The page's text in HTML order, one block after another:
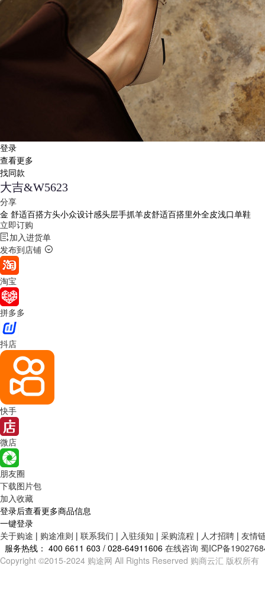
登录
查看更多
找同款
大吉&W5623
分享
金 舒适百搭方头小众设计感头层手抓羊皮舒适百搭里外全皮浅口单鞋
立即订购
加入进货单
发布到店铺
淘宝
拼多多
抖店
快手
微店
朋友圈
下载图片包
加入收藏
登录后查看更多商品信息
一键登录
关于购途 | 购途准则 | 联系我们 | 入驻须知 | 采购流程 | 人才招聘 | 友情
服务热线： 400 6611 603 / 028-64911606 在线咨询 蜀ICP备
Copyright ©2015-2024 购途网 All Rights Reserved 购商云汇 版权所有